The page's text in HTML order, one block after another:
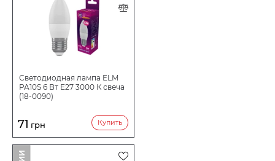
Светодиодная лампа ELM
PA10S 6 Вт E27 3000 К свеча
(18-0090)
71 грн Купить